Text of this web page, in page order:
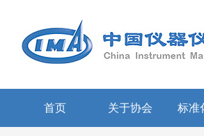
首页 关于协会 标准